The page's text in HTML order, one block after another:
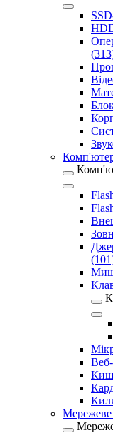
Мережеве